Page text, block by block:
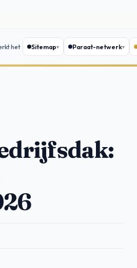
het Sitemap Paraat-netwerk